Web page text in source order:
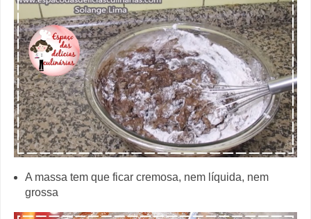
A massa tem que ficar cremosa, nem líquida, nem
grossa